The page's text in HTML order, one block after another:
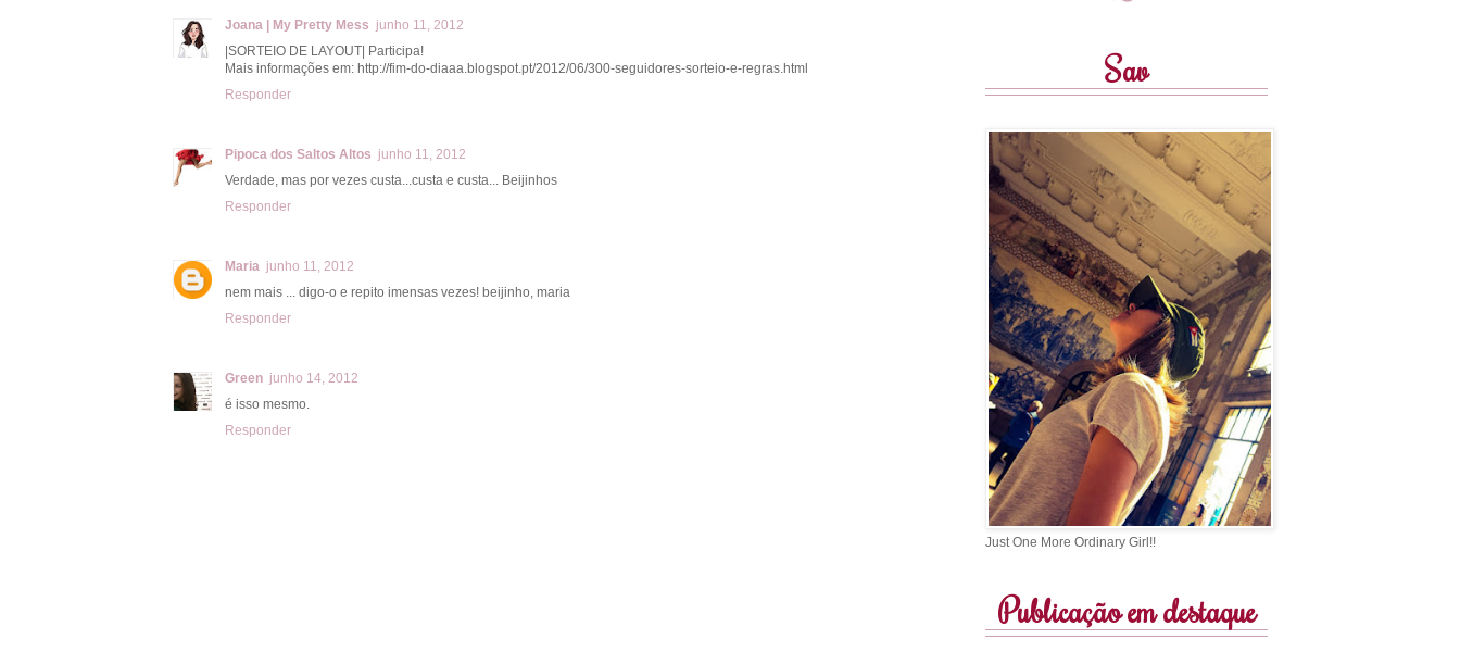
Joana | My Pretty Mess junho 11, 2012
|SORTEIO DE LAYOUT| Participa!
Mais informações em: http://fim-do-diaaa.blogspot.pt/2012/06/300-seguidores-sorteio-e-regras.html
Responder
Pipoca dos Saltos Altos junho 11, 2012
Verdade, mas por vezes custa...custa e custa... Beijinhos
Responder
Maria junho 11, 2012
nem mais ... digo-o e repito imensas vezes! beijinho, maria
Responder
Green junho 14, 2012
é isso mesmo.
Responder
Sav
Just One More Ordinary Girl!!
Publicação em destaque